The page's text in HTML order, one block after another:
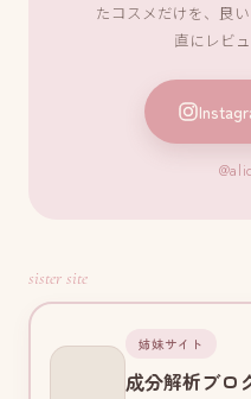
たコスメだけを、良
直にレビ
sister site
姉妹サイト
成分解析ブロ